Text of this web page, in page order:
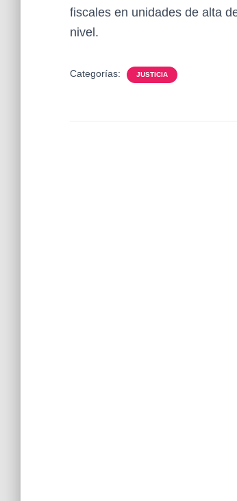
fiscales en unidades de alta
nivel.
Categorías: JUSTICIA